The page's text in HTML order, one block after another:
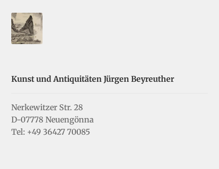
Kunst und Antiquitäten Jürgen Beyreuther
Nerkewitzer Str. 28
D-07778 Neuengönna
Tel: +49 36427 70085